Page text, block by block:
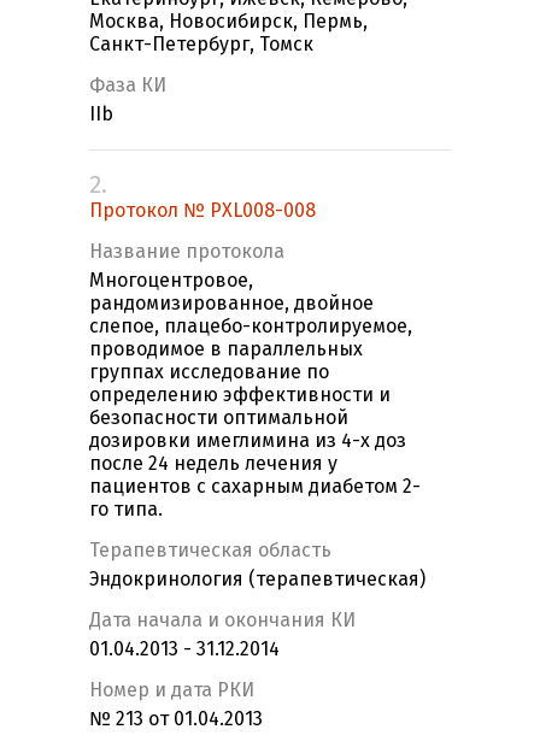
Москва, Новосибирск, Пермь,
Санкт-Петербург, Томск
Фаза КИ
IIb
2.
Протокол № PXL008-008
Название протокола
Многоцентровое,
рандомизированное, двойное
слепое, плацебо-контролируемое,
проводимое в параллельных
группах исследование по
определению эффективности и
безопасности оптимальной
дозировки имеглимина из 4-х доз
после 24 недель лечения у
пациентов с сахарным диабетом 2-
го типа.
Терапевтическая область
Эндокринология (терапевтическая)
Дата начала и окончания КИ
01.04.2013 - 31.12.2014
Номер и дата РКИ
№ 213 от 01.04.2013